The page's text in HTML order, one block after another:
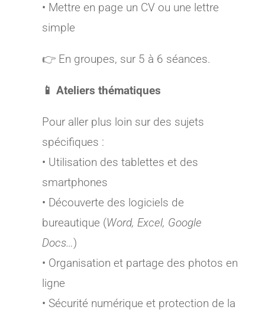
• Mettre en page un CV ou une lettre
simple
👉 En groupes, sur 5 à 6 séances.
📱 Ateliers thématiques
Pour aller plus loin sur des sujets
spécifiques :
• Utilisation des tablettes et des
smartphones
• Découverte des logiciels de
bureautique (Word, Excel, Google
Docs…)
• Organisation et partage des photos en
ligne
• Sécurité numérique et protection de la